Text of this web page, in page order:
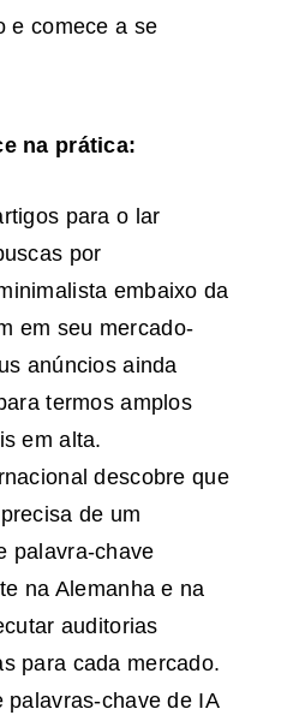
e comece a se
na prática:
para o lar
por
embaixo da
em seu mercado-
anúncios ainda
termos amplos
em alta.
descobre que
de um
palavra-chave
na Alemanha e na
auditorias
para cada mercado.
palavras-chave de IA